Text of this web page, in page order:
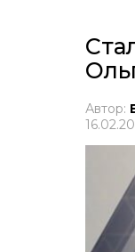
Автор: